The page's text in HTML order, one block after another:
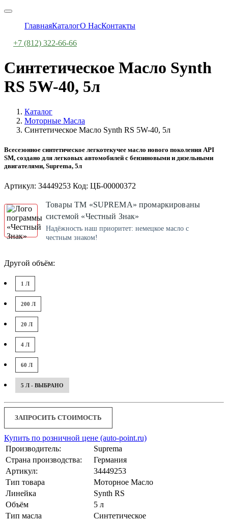
ГлавнаяКаталогО НасКонтакты
+7 (812) 322-66-66
Синтетическое Масло Synth
RS 5W-40, 5л
Каталог
Моторные Масла
Синтетическое Масло Synth RS 5W-40, 5л
Всесезонное синтетическое легкотекучее масло нового поколения API
SM, создано для легковых автомобилей с бензиновыми и дизельными
двигателями, Suprema, 5л
Артикул: 34449253 Код: ЦБ-00000372
Товары ТМ «SUPREMA» промаркированы
системой «Честный Знак»
Надёжность наш приоритет: немецкое масло с
честным знаком!
Другой объём:
1 Л
200 Л
20 Л
4 Л
60 Л
5 Л - ВЫБРАНО
ЗАПРОСИТЬ СТОИМОСТЬ
Купить по розничной цене (auto-point.ru)
Производитель:
Suprema
Страна производства:
Германия
Артикул:
34449253
Тип товара
Моторное Масло
Линейка
Synth RS
Объём
5 л
Тип масла
Синтетическое